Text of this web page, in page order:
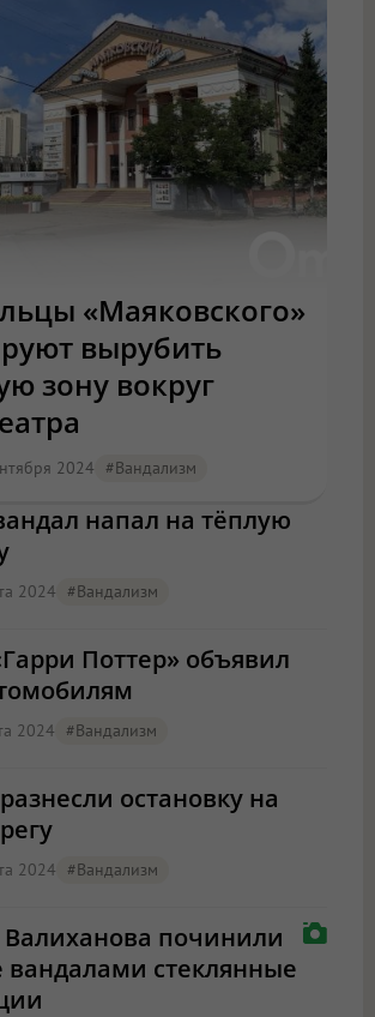
«Маяковского»
вырубить
зону вокруг
2024 #вандализм
напал на тёплую
2024 #вандализм
Поттер» объявил
2024 #вандализм
остановку на
2024 #вандализм
починили
вандалами стеклянные